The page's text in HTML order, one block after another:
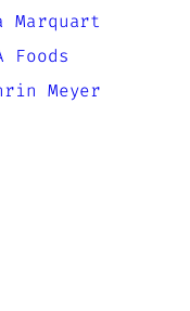
Marquart
Foods
Meyer